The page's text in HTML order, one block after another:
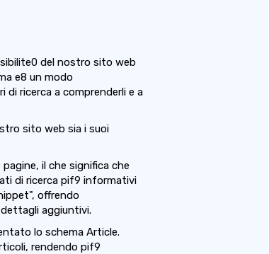
del nostro sito web
e8 un modo
ricerca a comprenderli e a
sito web sia i suoi
il che significa che
di ricerca pif9 informativi
offrendo
aggiuntivi.
lo schema Article.
rendendo pif9